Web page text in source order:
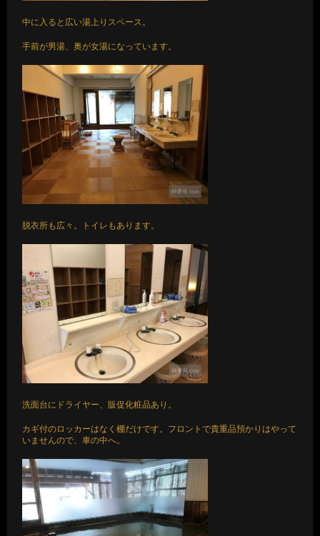
中に入ると広い湯上りスペース。
手前が男湯、奥が女湯になっています。
脱衣所も広々。トイレもあります。
洗面台にドライヤー、販促化粧品あり。
カギ付のロッカーはなく棚だけです。フロントで貴重品預かりはやって
いませんので、車の中へ。